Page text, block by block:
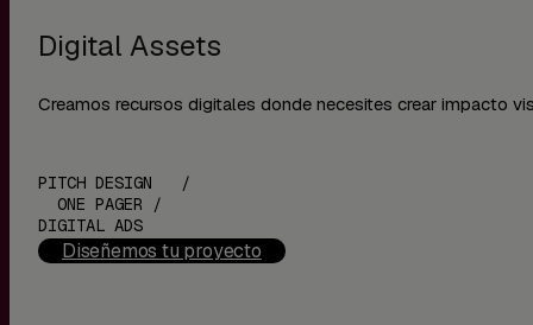
Digital Assets
Creamos recursos digitales donde necesites crear impacto
PITCH DESIGN /
ONE PAGER /
DIGITAL ADS
Diseñemos tu proyecto